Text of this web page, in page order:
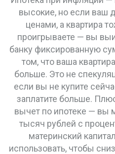
высокие, но если ваш
ценами, а квартира
проигрываете — вы
банку фиксированную
том, что ваша
больше. Это не
если вы не купите
заплатите больше.
вычет по ипотеке — вы
тысяч рублей с
материнский
использовать, чтобы